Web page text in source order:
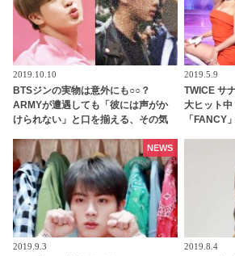
2019.10.10
BTSジンの実物は意外にも○○？
ARMYが遭遇しても「彼には声がか
けられない」と口を揃える、その気
2019.5.9
TWICE サ
大ヒット中
「FANCY
2019.9.3
NEWS
2019.8.4